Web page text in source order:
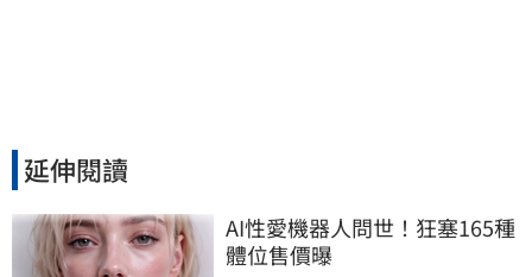
延伸閱讀
AI性愛機器人問世！狂塞165種
體位售價曝